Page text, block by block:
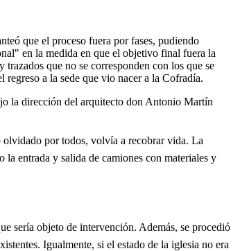
que el proceso fuera por fases, pudiendo
en la medida en que el objetivo final fuera la
que no se corresponden con los que se
a la sede que vio nacer a la Cofradía.
la dirección del arquitecto don Antonio Martín
olvidado por todos, volvía a recobrar vida. La
la entrada y salida de camiones con materiales y
sería objeto de intervención. Además, se procedió
Igualmente, si el estado de la iglesia no era